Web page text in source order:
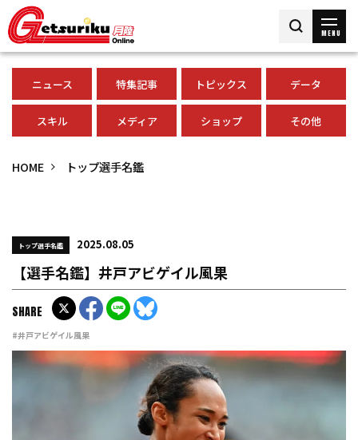
MENU
ニュース 特集記事 トピックス データ
スキル メディア ショップ その他
HOME トップ選手名鑑
トップ選手名鑑 2025.08.05
【選手名鑑】井戸アビゲイル風果
#井戸アビゲイル風果
SHARE